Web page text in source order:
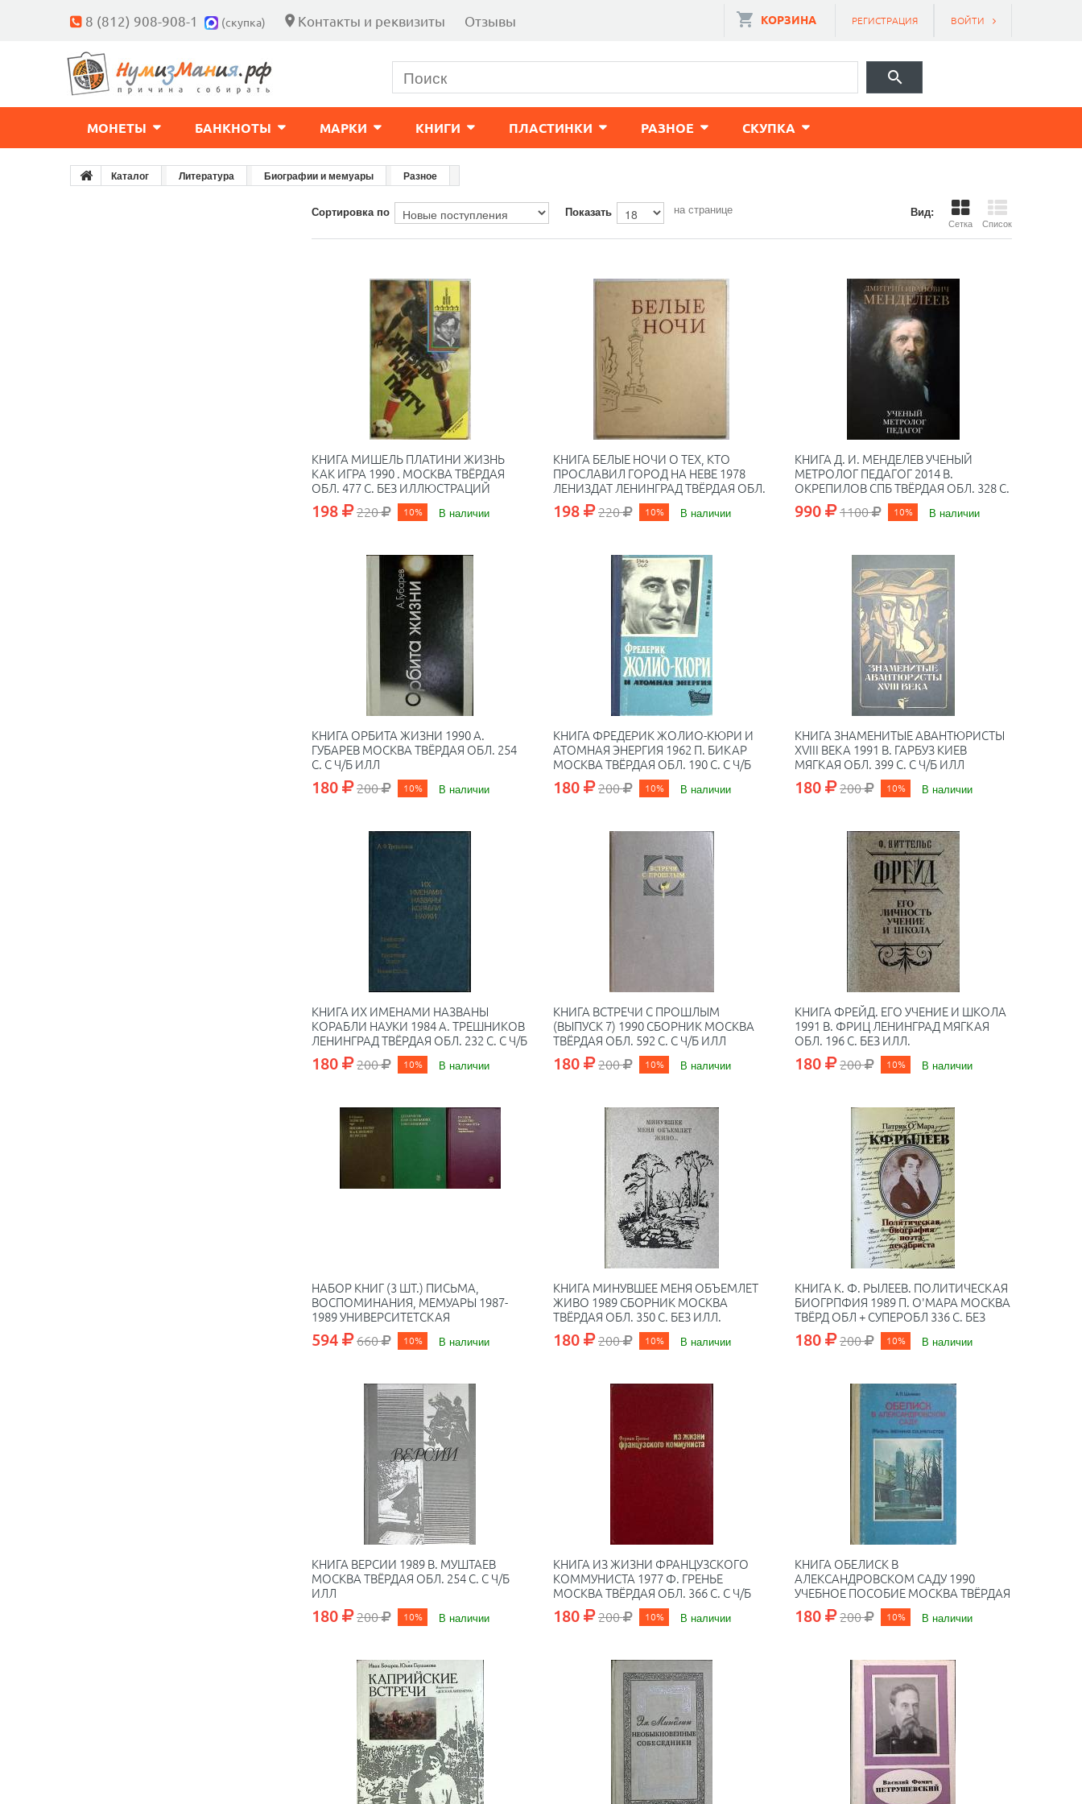
8 (812) 908-908-1 (скупка) Контакты и реквизиты Отзывы ВОЙТИ
РЕГИСТРАЦИЯ
КОРЗИНА
МОНЕТЫ БАНКНОТЫ МАРКИ КНИГИ ПЛАСТИНКИ РАЗНОЕ CКУПКА
Каталог Литература Биографии и мемуары Разное
Вид:
Сетка Список
Сортировка по Показать на странице
КНИГА МИШЕЛЬ ПЛАТИНИ ЖИЗНЬ
КАК ИГРА 1990 . МОСКВА ТВЁРДАЯ
ОБЛ. 477 С. БЕЗ ИЛЛЮСТРАЦИЙ
198 220 10% В наличии
КНИГА БЕЛЫЕ НОЧИ О ТЕХ, КТО
ПРОСЛАВИЛ ГОРОД НА НЕВЕ 1978
ЛЕНИЗДАТ ЛЕНИНГРАД ТВЁРДАЯ ОБЛ.
352 С. БЕЗ
198 220 10% В наличии
КНИГА Д. И. МЕНДЕЛЕВ УЧЕНЫЙ
МЕТРОЛОГ ПЕДАГОГ 2014 В.
ОКРЕПИЛОВ СПБ ТВЁРДАЯ ОБЛ. 328 С.
С ЦВ ИЛЛ
990 1100 10% В наличии
КНИГА ОРБИТА ЖИЗНИ 1990 А.
ГУБАРЕВ МОСКВА ТВЁРДАЯ ОБЛ. 254
С. С Ч/Б ИЛЛ
180 200 10% В наличии
КНИГА ФРЕДЕРИК ЖОЛИО-КЮРИ И
АТОМНАЯ ЭНЕРГИЯ 1962 П. БИКАР
МОСКВА ТВЁРДАЯ ОБЛ. 190 С. С Ч/Б
ИЛЛ
180 200 10% В наличии
КНИГА ЗНАМЕНИТЫЕ АВАНТЮРИСТЫ
XVIII ВЕКА 1991 В. ГАРБУЗ КИЕВ
МЯГКАЯ ОБЛ. 399 С. С Ч/Б ИЛЛ
180 200 10% В наличии
КНИГА ИХ ИМЕНАМИ НАЗВАНЫ
КОРАБЛИ НАУКИ 1984 А. ТРЕШНИКОВ
ЛЕНИНГРАД ТВЁРДАЯ ОБЛ. 232 С. С Ч/Б
ИЛЛ
180 200 10% В наличии
КНИГА ВСТРЕЧИ С ПРОШЛЫМ
(ВЫПУСК 7) 1990 СБОРНИК МОСКВА
ТВЁРДАЯ ОБЛ. 592 С. С Ч/Б ИЛЛ
180 200 10% В наличии
КНИГА ФРЕЙД. ЕГО УЧЕНИЕ И ШКОЛА
1991 В. ФРИЦ ЛЕНИНГРАД МЯГКАЯ
ОБЛ. 196 С. БЕЗ ИЛЛ.
180 200 10% В наличии
НАБОР КНИГ (3 ШТ.) ПИСЬМА,
ВОСПОМИНАНИЯ, МЕМУАРЫ 1987-
1989 УНИВЕРСИТЕТСКАЯ
БИБЛИОТЕКА МОСКВА ТВЁРДАЯ
594 660 10% В наличии
КНИГА МИНУВШЕЕ МЕНЯ ОБЪЕМЛЕТ
ЖИВО 1989 СБОРНИК МОСКВА
ТВЁРДАЯ ОБЛ. 350 С. БЕЗ ИЛЛ.
180 200 10% В наличии
КНИГА К. Ф. РЫЛЕЕВ. ПОЛИТИЧЕСКАЯ
БИОГРПФИЯ 1989 П. О'МАРА МОСКВА
ТВЁРД ОБЛ + СУПЕРОБЛ 336 С. БЕЗ
ИЛЛ
180 200 10% В наличии
КНИГА ВЕРСИИ 1989 В. МУШТАЕВ
МОСКВА ТВЁРДАЯ ОБЛ. 254 С. С Ч/Б
ИЛЛ
180 200 10% В наличии
КНИГА ИЗ ЖИЗНИ ФРАНЦУЗСКОГО
КОММУНИСТА 1977 Ф. ГРЕНЬЕ
МОСКВА ТВЁРДАЯ ОБЛ. 366 С. С Ч/Б
ИЛЛ
180 200 10% В наличии
КНИГА ОБЕЛИСК В
АЛЕКСАНДРОВСКОМ САДУ 1990
УЧЕБНОЕ ПОСОБИЕ МОСКВА ТВЁРДАЯ
ОБЛ. 224 С. С Ч/Б ИЛЛ
180 200 10% В наличии